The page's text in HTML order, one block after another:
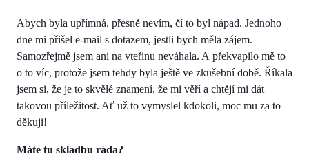
Abych byla upřímná, přesně nevím, čí to byl nápad. Jednoho
dne mi přišel e-mail s dotazem, jestli bych měla zájem.
Samozřejmě jsem ani na vteřinu neváhala. A překvapilo mě to
o to víc, protože jsem tehdy byla ještě ve zkušební době. Říkala
jsem si, že je to skvělé znamení, že mi věří a chtějí mi dát
takovou příležitost. Ať už to vymyslel kdokoli, moc mu za to
děkuji!
Máte tu skladbu ráda?